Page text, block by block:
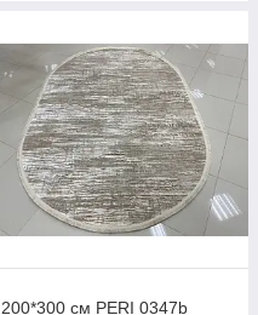
200*300 см PERI 0347b